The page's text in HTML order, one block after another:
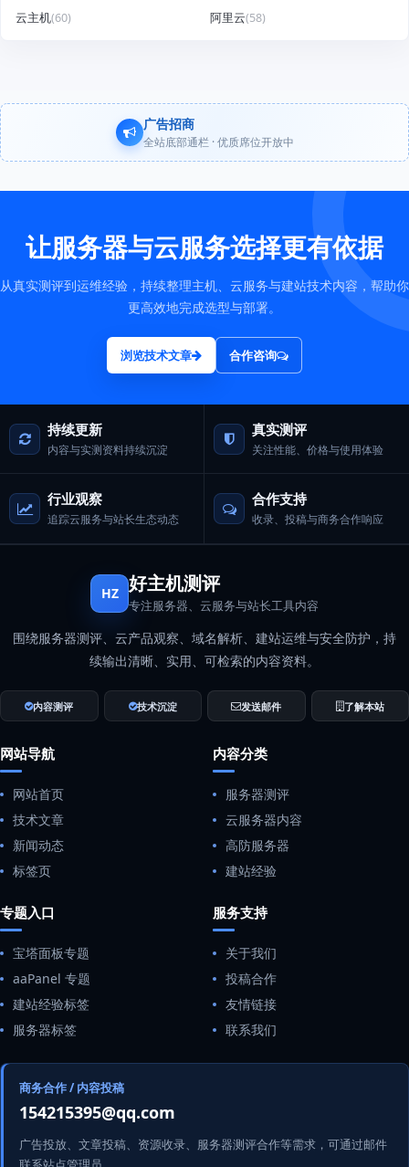
云主机(60) 阿里云(58)
广告招商
全站底部通栏 · 优质席位开放中
让服务器与云服务选择更有依据
从真实测评到运维经验，持续整理主机、云服务与建站技术内容，帮助你
更高效地完成选型与部署。
浏览技术文章 合作咨询
持续更新
内容与实测资料持续沉淀
真实测评
关注性能、价格与使用体验
行业观察
追踪云服务与站长生态动态
合作支持
收录、投稿与商务合作响应
HZ 好主机测评
专注服务器、云服务与站长工具内容
围绕服务器测评、云产品观察、域名解析、建站运维与安全防护，持
续输出清晰、实用、可检索的内容资料。
内容测评 技术沉淀 发送邮件 了解本站
网站导航
网站首页
技术文章
新闻动态
标签页
内容分类
服务器测评
云服务器内容
高防服务器
建站经验
专题入口
宝塔面板专题
aaPanel 专题
建站经验标签
服务器标签
服务支持
关于我们
投稿合作
友情链接
联系我们
商务合作 / 内容投稿
154215395@qq.com
广告投放、文章投稿、资源收录、服务器测评合作等需求，可通过邮件